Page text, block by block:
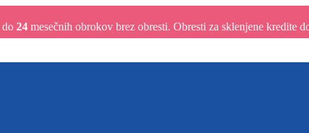
do 24 mesečnih obrokov brez obresti. Obresti za sklenjene kredite